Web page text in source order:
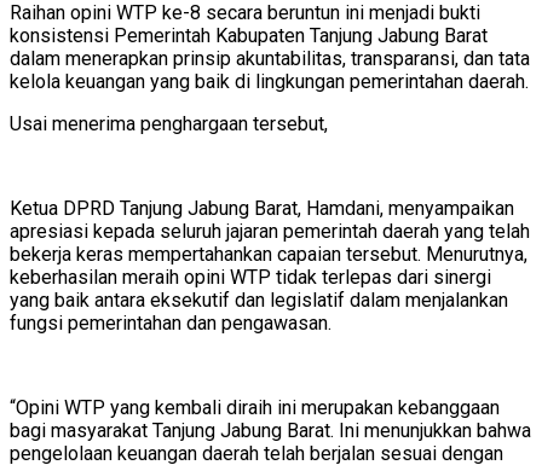
Raihan opini WTP ke-8 secara beruntun ini menjadi bukti
konsistensi Pemerintah Kabupaten Tanjung Jabung Barat
dalam menerapkan prinsip akuntabilitas, transparansi, dan tata
kelola keuangan yang baik di lingkungan pemerintahan daerah.
Usai menerima penghargaan tersebut,
Ketua DPRD Tanjung Jabung Barat, Hamdani, menyampaikan
apresiasi kepada seluruh jajaran pemerintah daerah yang telah
bekerja keras mempertahankan capaian tersebut. Menurutnya,
keberhasilan meraih opini WTP tidak terlepas dari sinergi
yang baik antara eksekutif dan legislatif dalam menjalankan
fungsi pemerintahan dan pengawasan.
“Opini WTP yang kembali diraih ini merupakan kebanggaan
bagi masyarakat Tanjung Jabung Barat. Ini menunjukkan bahwa
pengelolaan keuangan daerah telah berjalan sesuai dengan